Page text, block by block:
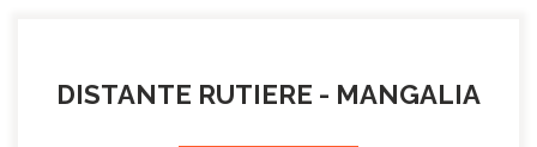
DISTANTE RUTIERE - MANGALIA